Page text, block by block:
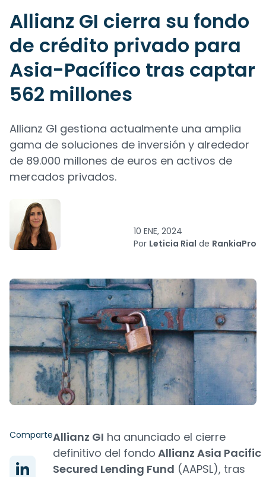
Allianz GI cierra su fondo
de crédito privado para
Asia-Pacífico tras captar
562 millones
Allianz GI gestiona actualmente una amplia
gama de soluciones de inversión y alrededor
de 89.000 millones de euros en activos de
mercados privados.
10 ENE, 2024
Por Leticia Rial de RankiaPro
ComparteAllianz GI ha anunciado el cierre
definitivo del fondo Allianz Asia Pacific
Secured Lending Fund (AAPSL), tras